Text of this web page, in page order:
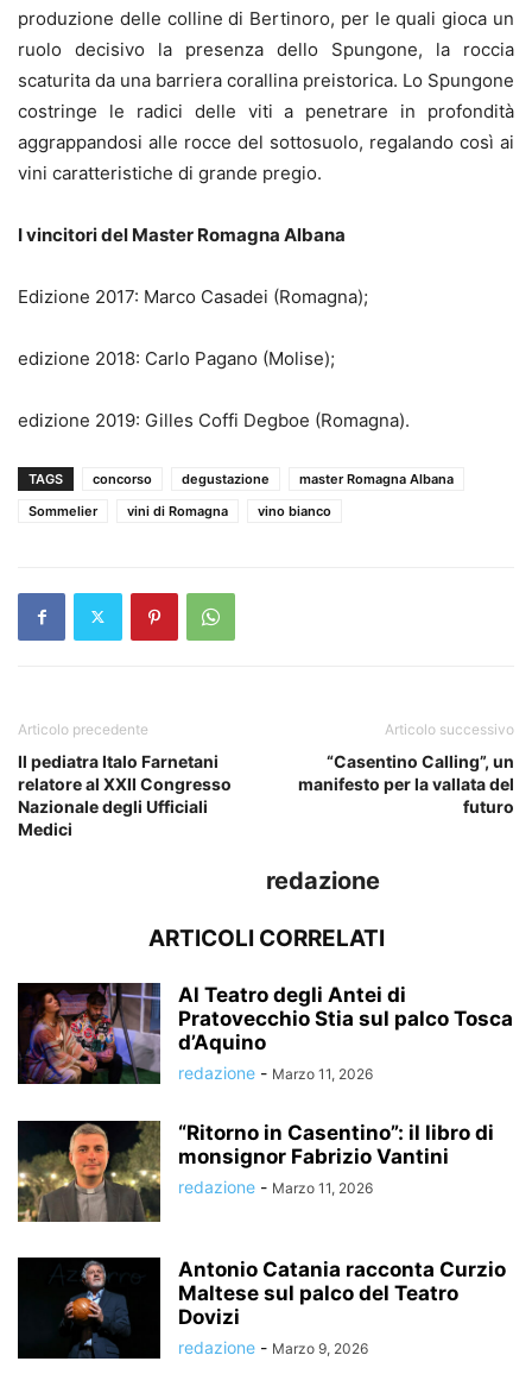
produzione delle colline di Bertinoro, per le quali gioca un
ruolo decisivo la presenza dello Spungone, la roccia
scaturita da una barriera corallina preistorica. Lo Spungone
costringe le radici delle viti a penetrare in profondità
aggrappandosi alle rocce del sottosuolo, regalando così ai
vini caratteristiche di grande pregio.
I vincitori del Master Romagna Albana
Edizione 2017: Marco Casadei (Romagna);
edizione 2018: Carlo Pagano (Molise);
edizione 2019: Gilles Coffi Degboe (Romagna).
TAGS concorso degustazione
master Romagna Albana
Sommelier
vini di Romagna vino bianco
Articolo precedente
Il pediatra Italo Farnetani
relatore al XXII Congresso
Nazionale degli Ufficiali
Medici
Articolo successivo
“Casentino Calling”, un
manifesto per la vallata del
futuro
redazione
ARTICOLI CORRELATI
Al Teatro degli Antei di
Pratovecchio Stia sul palco Tosca
d’Aquino
redazione - Marzo 11, 2026
“Ritorno in Casentino”: il libro di
monsignor Fabrizio Vantini
redazione - Marzo 11, 2026
Antonio Catania racconta Curzio
Maltese sul palco del Teatro
Dovizi
redazione - Marzo 9, 2026